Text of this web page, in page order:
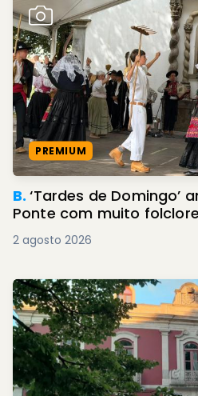
PREMIUM
B.‘Tardes de Domingo’
Ponte com muito folclore
2 agosto 2026